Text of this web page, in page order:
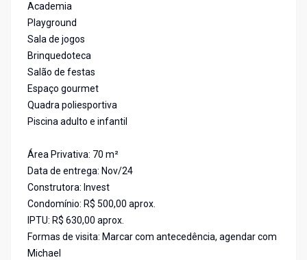
Academia
Playground
Sala de jogos
Brinquedoteca
Salão de festas
Espaço gourmet
Quadra poliesportiva
Piscina adulto e infantil
Área Privativa: 70 m²
Data de entrega: Nov/24
Construtora: Invest
Condomínio: R$ 500,00 aprox.
IPTU: R$ 630,00 aprox.
Formas de visita: Marcar com antecedência, agendar com
Michael